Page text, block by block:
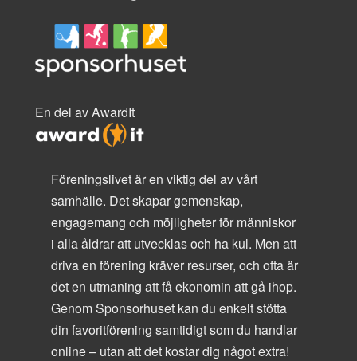
En del av AwardIt
Föreningslivet är en viktig del av vårt
samhälle. Det skapar gemenskap,
engagemang och möjligheter för människor
i alla åldrar att utvecklas och ha kul. Men att
driva en förening kräver resurser, och ofta är
det en utmaning att få ekonomin att gå ihop.
Genom Sponsorhuset kan du enkelt stötta
din favoritförening samtidigt som du handlar
online – utan att det kostar dig något extra!